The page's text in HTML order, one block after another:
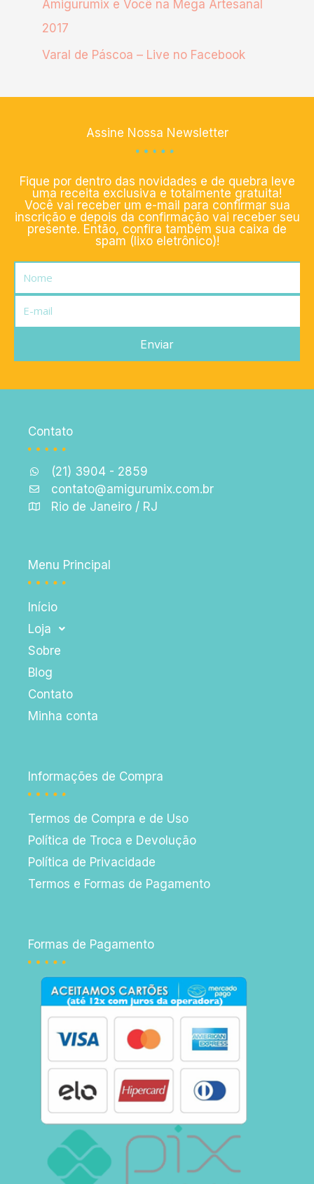
Amigurumix e Você na Mega Artesanal
2017
Varal de Páscoa – Live no Facebook
Assine Nossa Newsletter
Fique por dentro das novidades e de quebra leve
uma receita exclusiva e totalmente gratuita!
Você vai receber um e-mail para confirmar sua
inscrição e depois da confirmação vai receber seu
presente. Então, confira também sua caixa de
spam (lixo eletrônico)!
Enviar
Contato
(21) 3904 - 2859
contato@amigurumix.com.br
Rio de Janeiro / RJ
Menu Principal
Início
Loja
Sobre
Blog
Contato
Minha conta
Informações de Compra
Termos de Compra e de Uso
Política de Troca e Devolução
Política de Privacidade
Termos e Formas de Pagamento
Formas de Pagamento